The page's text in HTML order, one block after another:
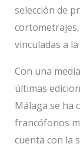
selección de
vinculadas a
Con una
últimas
Málaga se ha
francófonos
cuenta con la